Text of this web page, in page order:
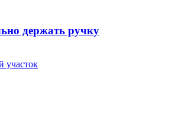
держать ручку
участок